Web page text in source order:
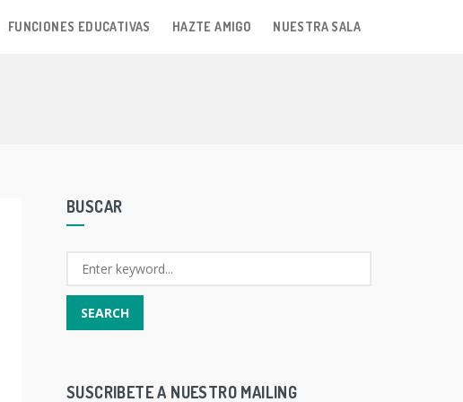
FUNCIONES EDUCATIVAS HAZTE AMIGO NUESTRA SALA
BUSCAR
SUSCRIBETE A NUESTRO MAILING